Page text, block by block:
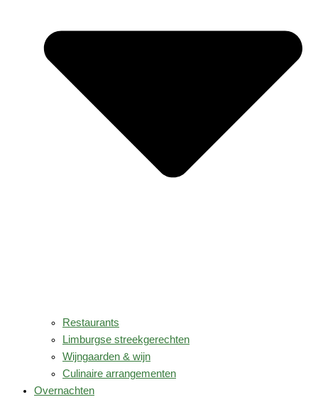
Restaurants
Limburgse streekgerechten
Wijngaarden & wijn
Culinaire arrangementen
Overnachten